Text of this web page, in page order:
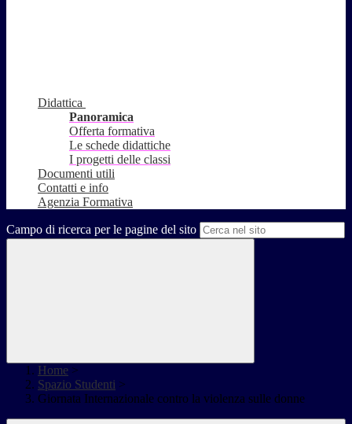
Didattica
Panoramica
Offerta formativa
Le schede didattiche
I progetti delle classi
Documenti utili
Contatti e info
Agenzia Formativa
Campo di ricerca per le pagine del sito
Home >
Spazio Studenti >
Giornata Internazionale contro la violenza sulle donne